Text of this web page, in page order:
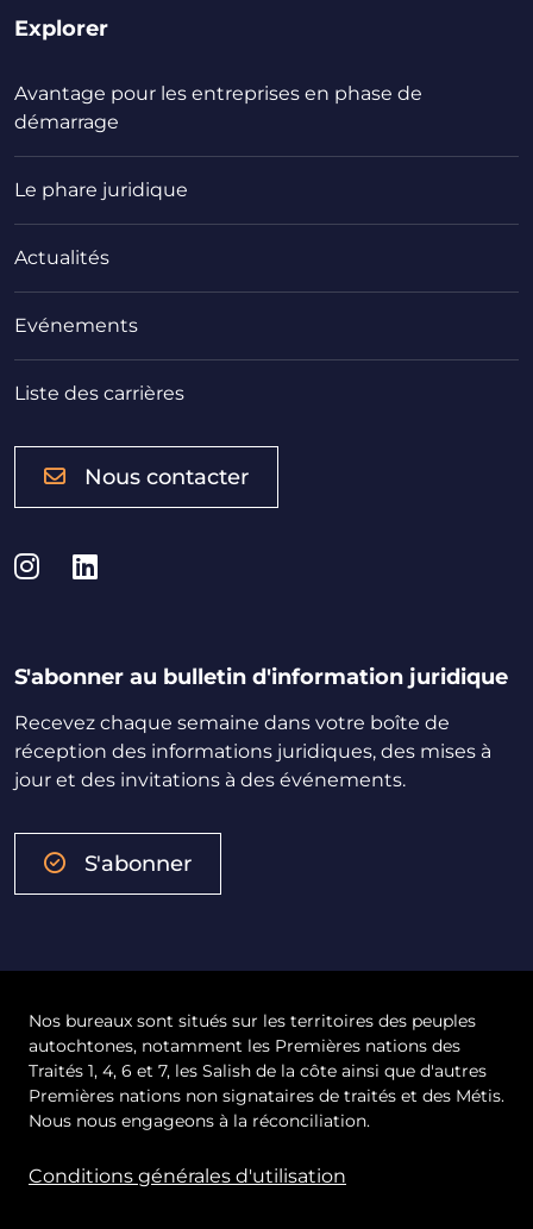
Explorer
Avantage pour les entreprises en phase de
démarrage
Le phare juridique
Actualités
Evénements
Liste des carrières
Nous contacter
Instagram
LinkedIn
S'abonner au bulletin d'information juridique
Recevez chaque semaine dans votre boîte de
réception des informations juridiques, des mises à
jour et des invitations à des événements.
S'abonner
Nos bureaux sont situés sur les territoires des peuples
autochtones, notamment les Premières nations des
Traités 1, 4, 6 et 7, les Salish de la côte ainsi que d'autres
Premières nations non signataires de traités et des Métis.
Nous nous engageons à la réconciliation.
Conditions générales d'utilisation